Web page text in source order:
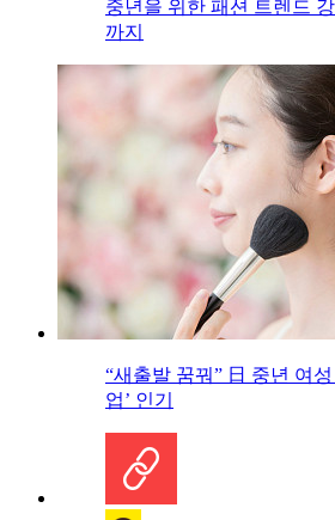
중년을 위한 패션 트렌드
까지
“새출발 꿈꿔” 日 중년 여
업’ 인기